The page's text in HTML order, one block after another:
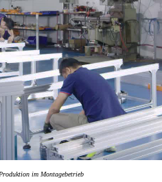
im Montagebetrieb